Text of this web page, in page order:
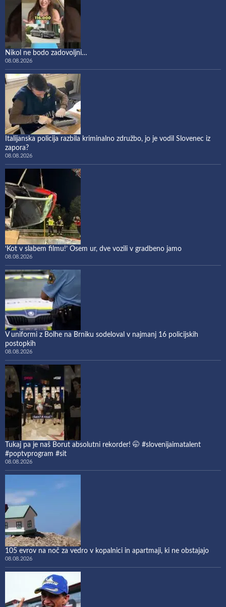
Nikol ne bodo zadovoljni…
08.08.2026
Italijanska policija razbila kriminalno združbo, jo je vodil Slovenec iz
zapora?
08.08.2026
‘Kot v slabem filmu!’ Osem ur, dve vozili v gradbeno jamo
08.08.2026
V uniformi z Bolhe na Brniku sodeloval v najmanj 16 policijskih
postopkih
08.08.2026
Tukaj pa je naš Borut absolutni rekorder! 🤭 #slovenijaimatalent
#poptvprogram #sit
08.08.2026
105 evrov na noč za vedro v kopalnici in apartmaji, ki ne obstajajo
08.08.2026